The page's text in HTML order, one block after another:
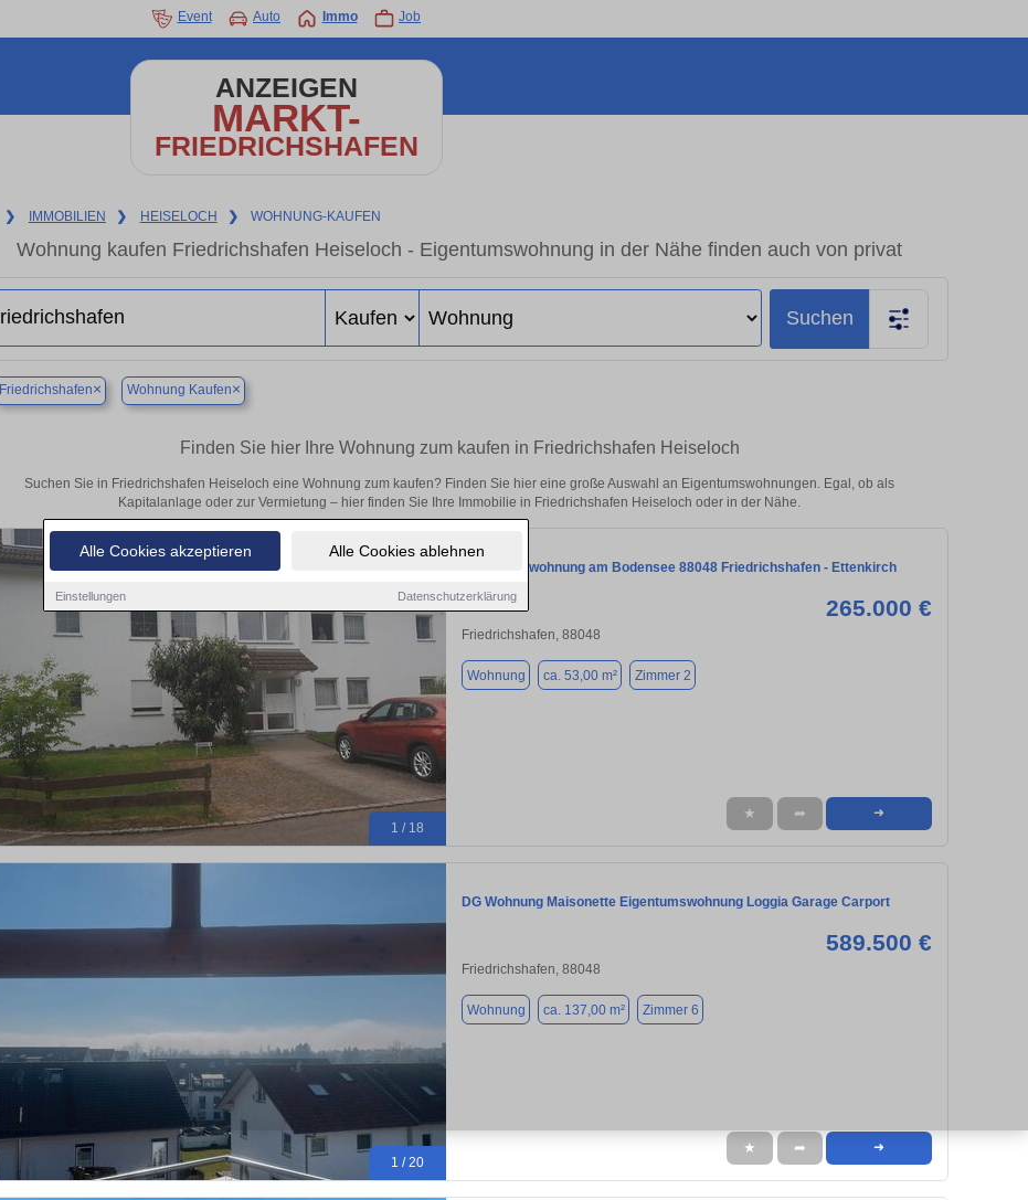
Alle Cookies akzeptieren Alle Cookies ablehnen
Einstellungen Datenschutzerklärung
Event Auto Immo Job
ANZEIGEN
MARKT-
FRIEDRICHSHAFEN
❯ IMMOBILIEN ❯ HEISELOCH ❯ WOHNUNG-KAUFEN
Wohnung kaufen Friedrichshafen Heiseloch - Eigentumswohnung in der Nähe finden auch von privat
Suchen
Friedrichshafen× Wohnung Kaufen×
Finden Sie hier Ihre Wohnung zum kaufen in Friedrichshafen Heiseloch
Suchen Sie in Friedrichshafen Heiseloch eine Wohnung zum kaufen? Finden Sie hier eine große Auswahl an Eigentumswohnungen. Egal, ob als
Kapitalanlage oder zur Vermietung – hier finden Sie Ihre Immobilie in Friedrichshafen Heiseloch oder in der Nähe.
1 / 18
Eigentumswohnung am Bodensee 88048 Friedrichshafen - Ettenkirch
265.000 €
Friedrichshafen, 88048
Wohnung ca. 53,00 m² Zimmer 2
★ ➦ ➜
1 / 20
DG Wohnung Maisonette Eigentumswohnung Loggia Garage Carport
589.500 €
Friedrichshafen, 88048
Wohnung ca. 137,00 m² Zimmer 6
★ ➦ ➜